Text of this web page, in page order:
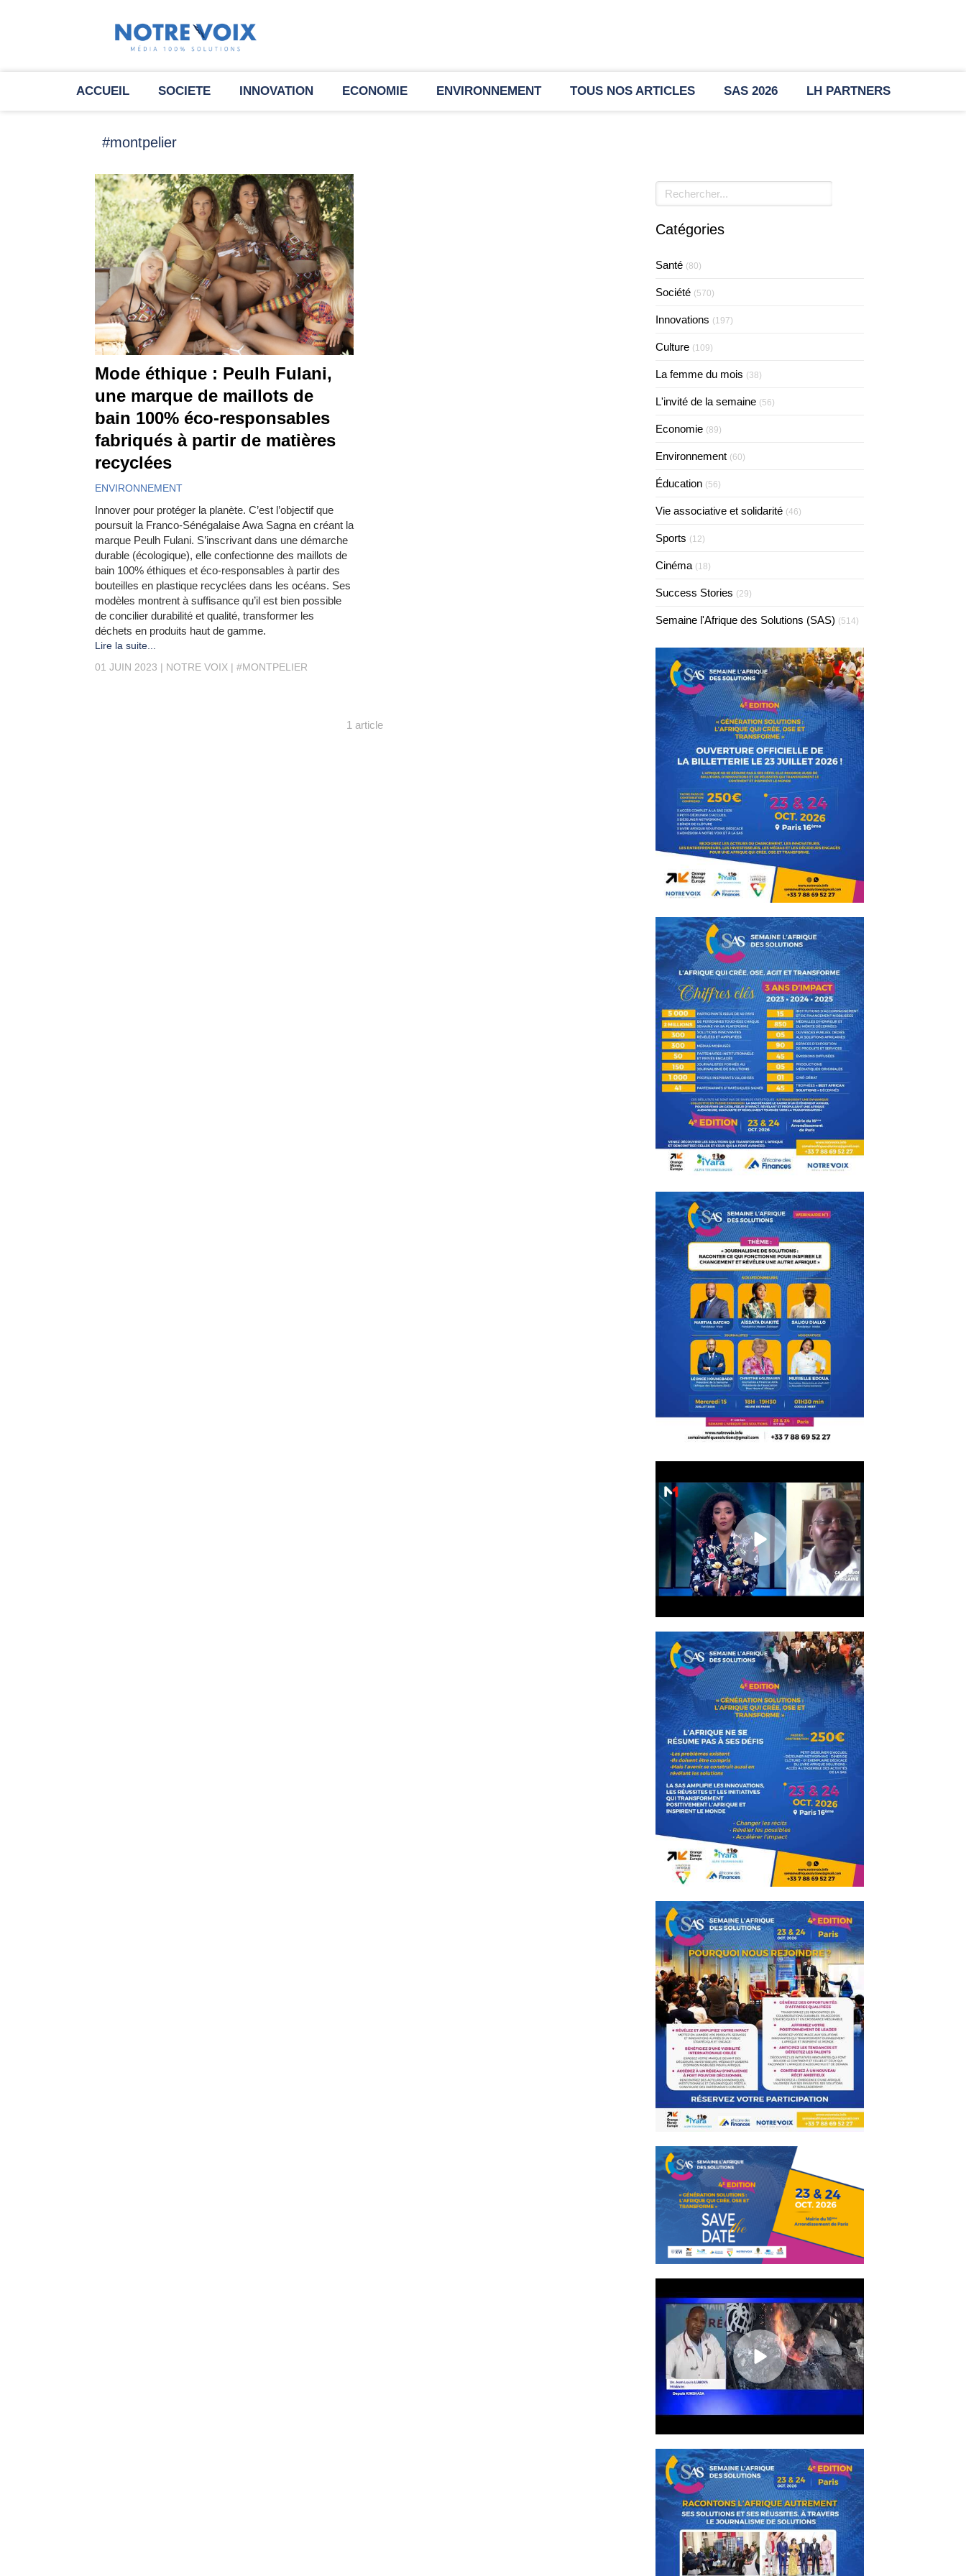
ACCUEIL SOCIETE INNOVATION ECONOMIE ENVIRONNEMENT TOUS NOS ARTICLES SAS 2026 LH PARTNERS
#montpelier
Mode éthique : Peulh Fulani,
une marque de maillots de
bain 100% éco-responsables
fabriqués à partir de matières
recyclées
ENVIRONNEMENT
Innover pour protéger la planète. C’est l’objectif que
poursuit la Franco-Sénégalaise Awa Sagna en créant la
marque Peulh Fulani. S’inscrivant dans une démarche
durable (écologique), elle confectionne des maillots de
bain 100% éthiques et éco-responsables à partir des
bouteilles en plastique recyclées dans les océans. Ses
modèles montrent à suffisance qu’il est bien possible
de concilier durabilité et qualité, transformer les
déchets en produits haut de gamme.
Lire la suite...
01 JUIN 2023
NOTRE VOIX #MONTPELIER
1 article
Rechercher
Catégories
Santé (80)
Société (570)
Innovations (197)
Culture (109)
La femme du mois (38)
L'invité de la semaine (56)
Economie (89)
Environnement (60)
Éducation (56)
Vie associative et solidarité (46)
Sports (12)
Cinéma (18)
Success Stories (29)
Semaine l'Afrique des Solutions (SAS) (514)